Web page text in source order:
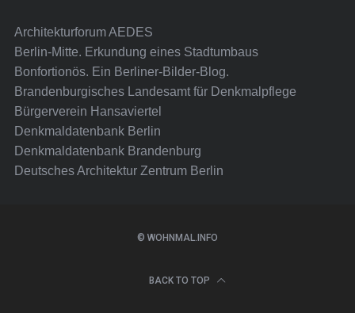
Architekturforum AEDES
Berlin-Mitte. Erkundung eines Stadtumbaus
Bonfortionös. Ein Berliner-Bilder-Blog.
Brandenburgisches Landesamt für Denkmalpflege
Bürgerverein Hansaviertel
Denkmaldatenbank Berlin
Denkmaldatenbank Brandenburg
Deutsches Architektur Zentrum Berlin
© WOHNMAL.INFO
BACK TO TOP